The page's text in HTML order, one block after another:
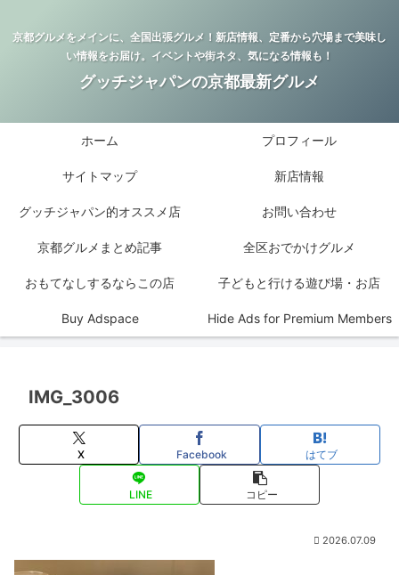
京都グルメをメインに、全国出張グルメ！新店情報、定番から穴場まで美味し
い情報をお届け。イベントや街ネタ、気になる情報も！
グッチジャパンの京都最新グルメ
ホーム プロフィール
サイトマップ 新店情報
グッチジャパン的オススメ店 お問い合わせ
京都グルメまとめ記事 全区おでかけグルメ
おもてなしするならこの店 子どもと行ける遊び場・お店
Buy Adspace Hide Ads for Premium Members
IMG_3006
X Facebook はてブ
LINE コピー
2026.07.09